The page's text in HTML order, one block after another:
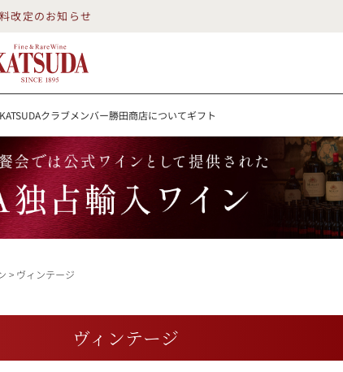
改定のお知らせ
KATSUDAクラブメンバー勝田商店についてギフト
改定のお知らせ
クラブメンバー勝田商店についてギフト
クリング ロゼワイン RP100点
詳細検索する
ヴィンテージ
ヴィンテージ